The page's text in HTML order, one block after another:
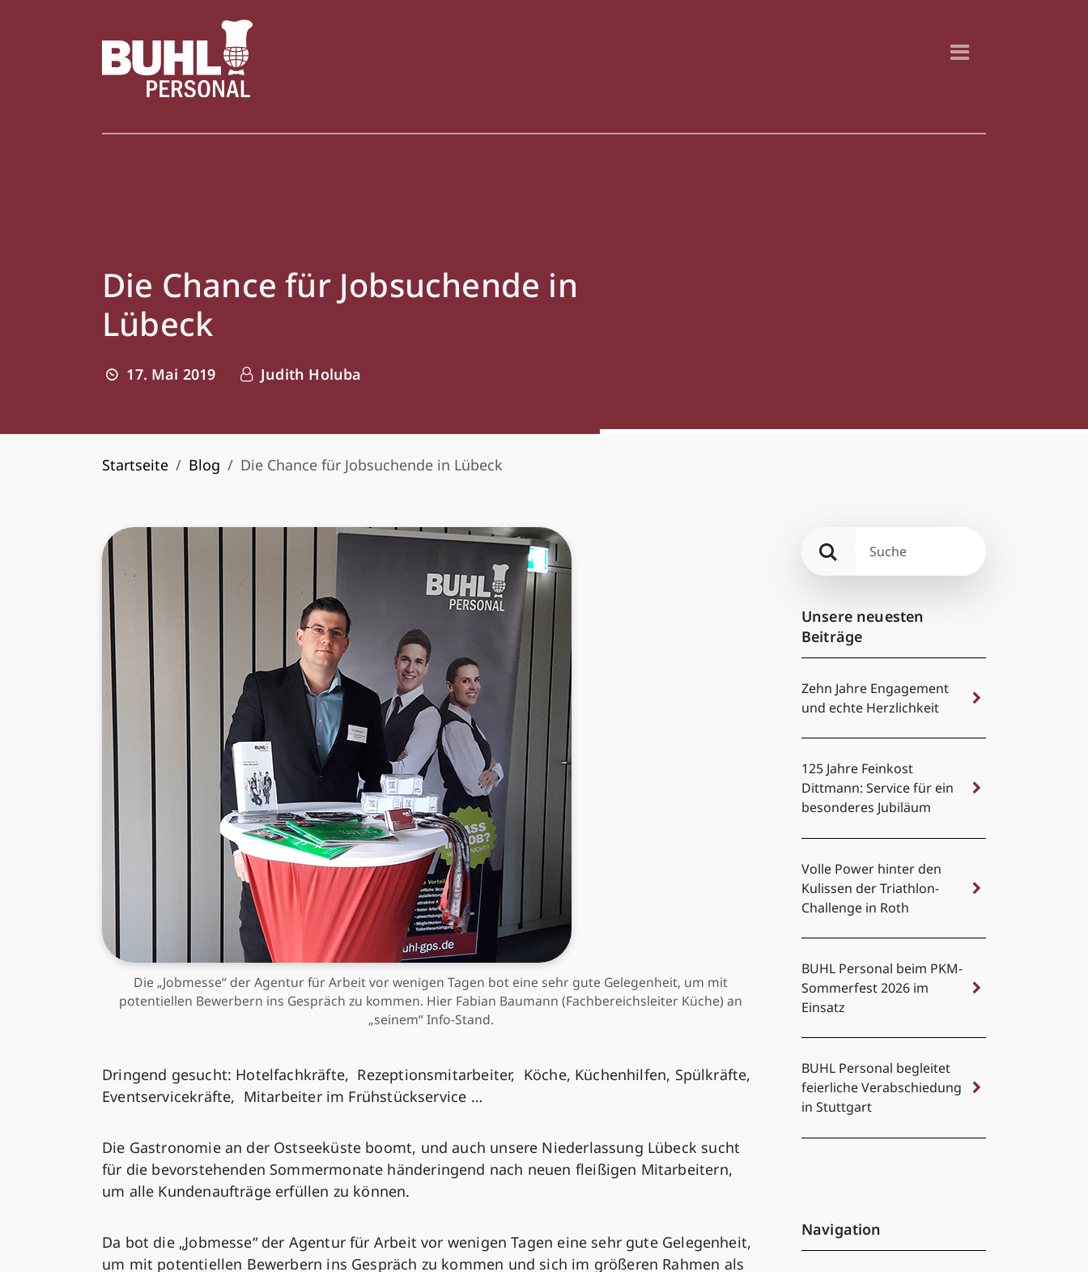
Die Chance für Jobsuchende in
Lübeck
17. Mai 2019 Judith Holuba
Startseite Blog Die Chance für Jobsuchende in Lübeck
Die „Jobmesse“ der Agentur für Arbeit vor wenigen Tagen bot eine sehr gute Gelegenheit, um mit
potentiellen Bewerbern ins Gespräch zu kommen. Hier Fabian Baumann (Fachbereichsleiter Küche) an
„seinem“ Info-Stand.
Dringend gesucht: Hotelfachkräfte, Rezeptionsmitarbeiter, Köche, Küchenhilfen, Spülkräfte,
Eventservicekräfte, Mitarbeiter im Frühstückservice …
Die Gastronomie an der Ostseeküste boomt, und auch unsere Niederlassung Lübeck sucht
für die bevorstehenden Sommermonate händeringend nach neuen fleißigen Mitarbeitern,
um alle Kundenaufträge erfüllen zu können.
Da bot die „Jobmesse“ der Agentur für Arbeit vor wenigen Tagen eine sehr gute Gelegenheit,
um mit potentiellen Bewerbern ins Gespräch zu kommen und sich im größeren Rahmen als
Unsere neuesten
Beiträge
Zehn Jahre Engagement
und echte Herzlichkeit
125 Jahre Feinkost
Dittmann: Service für ein
besonderes Jubiläum
Volle Power hinter den
Kulissen der Triathlon-
Challenge in Roth
BUHL Personal beim PKM-
Sommerfest 2026 im
Einsatz
BUHL Personal begleitet
feierliche Verabschiedung
in Stuttgart
Navigation